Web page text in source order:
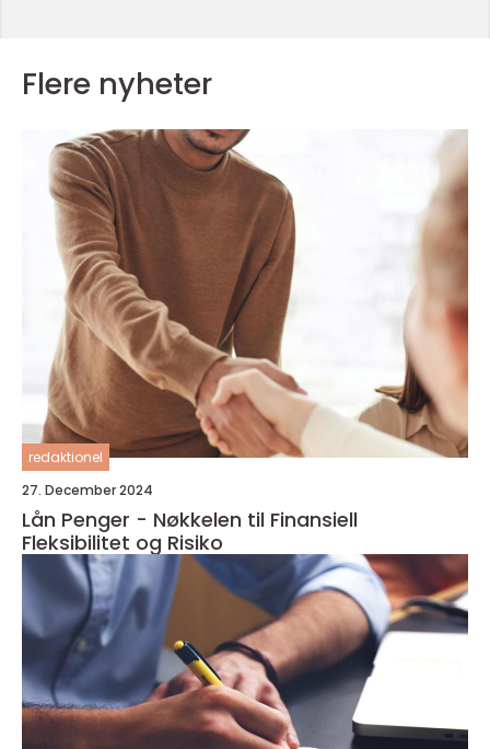
Flere nyheter
redaktionel
27. December 2024
Lån Penger - Nøkkelen til Finansiell
Fleksibilitet og Risiko